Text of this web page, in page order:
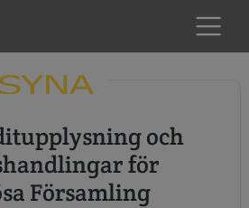
för
Församling